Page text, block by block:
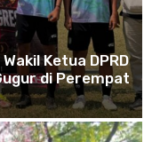
Ketua DPRD
di Perempat